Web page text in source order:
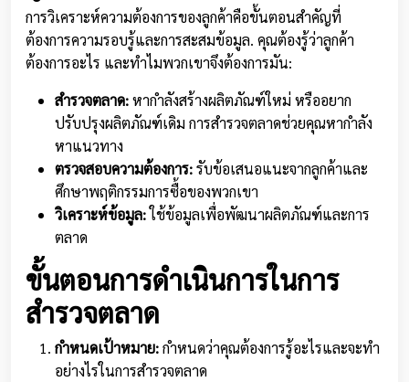
การวิเคราะห์ความต้องการของลูกค้าคือขั้นตอนสำคัญที่
ต้องการความรอบรู้และการสะสมข้อมูล. คุณต้องรู้ว่าลูกค้า
ต้องการอะไร และทำไมพวกเขาจึงต้องการมัน:
สำรวจตลาด:หากำลังสร้างผลิตภัณฑ์ใหม่ หรืออยาก
ปรับปรุงผลิตภัณฑ์เดิม การสำรวจตลาดช่วยคุณหากำลัง
หาแนวทาง
ตรวจสอบความต้องการ:รับข้อเสนอแนะจากลูกค้าและ
ศึกษาพฤติกรรมการซื้อของพวกเขา
วิเคราะห์ข้อมูล:ใช้ข้อมูลเพื่อพัฒนาผลิตภัณฑ์และการ
ตลาด
ขั้นตอนการดำเนินการในการ
สำรวจตลาด
กำหนดเป้าหมาย:กำหนดว่าคุณต้องการรู้อะไรและจะทำ
อย่างไรในการสำรวจตลาด